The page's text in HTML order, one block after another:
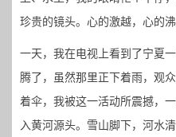
珍贵的镜头。心的激越，心的沸
一天，我在电视上看到了宁夏
腾了，虽然那里正下着雨，观
着伞，我被这一活动所震撼，
入黄河源头。雪山脚下，河水